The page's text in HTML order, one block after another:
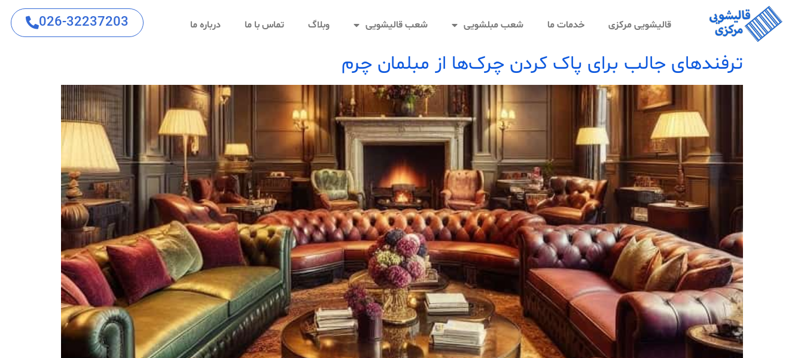
قالیشویی مرکزی خدمات ما شعب مبلشویی شعب قالیشویی وبلاگ تماس با ما درباره ما 026-32237203
ترفندهای جالب برای پاک کردن چرک‌ها از مبلمان چرم